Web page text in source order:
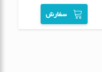
سفارش